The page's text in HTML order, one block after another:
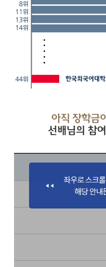
아직 장학금
선배님의 참